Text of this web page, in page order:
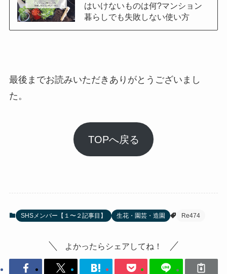
はいけないものは何?マンション
暮らしでも失敗しない使い方
最後までお読みいただきありがとうございまし
た。
TOPへ戻る
SHSメンバー【１〜２記事目】 生花・園芸・造園 Re474
よかったらシェアしてね！